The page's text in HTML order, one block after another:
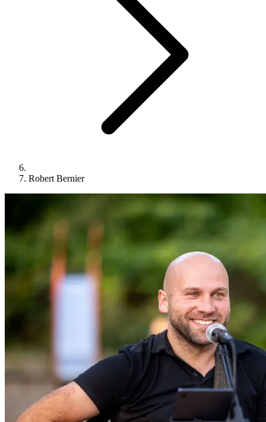
Robert Bernier